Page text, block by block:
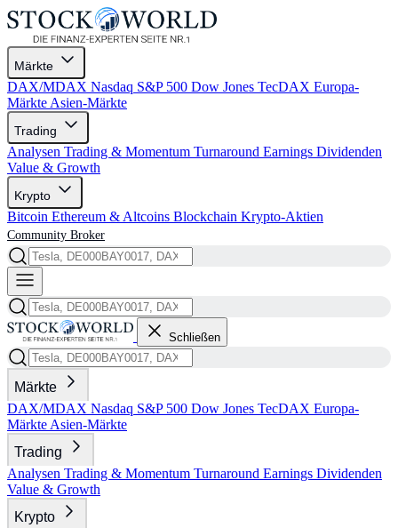
Märkte
DAX/MDAX Nasdaq S&P 500 Dow Jones TecDAX Europa-
Märkte Asien-Märkte
Trading
Analysen Trading & Momentum Turnaround Earnings Dividenden
Value & Growth
Krypto
Bitcoin Ethereum & Altcoins Blockchain Krypto-Aktien
Community Broker
Schließen
Märkte
DAX/MDAX Nasdaq S&P 500 Dow Jones TecDAX Europa-
Märkte Asien-Märkte
Trading
Analysen Trading & Momentum Turnaround Earnings Dividenden
Value & Growth
Krypto